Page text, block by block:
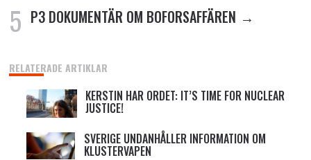
P3 DOKUMENTÄR OM BOFORSAFFÄREN
RELATERADE ARTIKLAR
KERSTIN HAR ORDET: IT’S TIME FOR NUCLEAR
JUSTICE!
SVERIGE UNDANHÅLLER INFORMATION OM
KLUSTERVAPEN